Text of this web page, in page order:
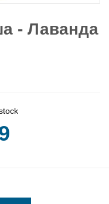
- Лаванда